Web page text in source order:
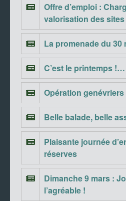
Offre d’emploi :
valorisation des
La promenade du
C’est le printemps !…
Opération genévriers
Belle balade, belle
Plaisante journée
réserves
Dimanche 9 mars :
l’agréable !